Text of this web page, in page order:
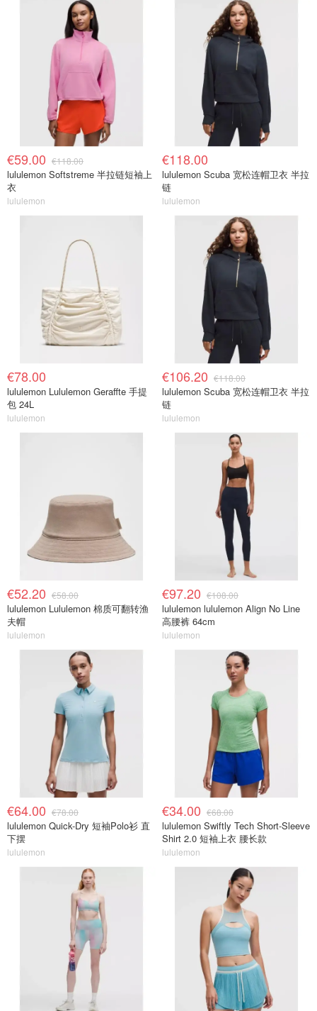
€59.00 €118.00
lululemon Softstreme 半拉链短袖上
衣
lululemon
€118.00
lululemon Scuba 宽松连帽卫衣 半拉
链
lululemon
€78.00
lululemon Lululemon Geraffte 手提
包 24L
lululemon
€106.20 €118.00
lululemon Scuba 宽松连帽卫衣 半拉
链
lululemon
€52.20 €58.00
lululemon Lululemon 棉质可翻转渔
夫帽
lululemon
€97.20 €108.00
lululemon lululemon Align No Line
高腰裤 64cm
lululemon
€64.00 €78.00
lululemon Quick-Dry 短袖Polo衫 直
下摆
lululemon
€34.00 €68.00
lululemon Swiftly Tech Short-Sleeve
Shirt 2.0 短袖上衣 腰长款
lululemon